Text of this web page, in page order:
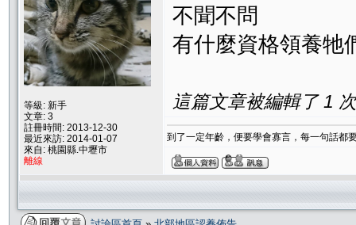
等級: 新手
文章: 3
註冊時間: 2013-12-30
最近來訪: 2014-01-07
來自: 桃園縣.中壢市
離線
不聞不問
有什麼資格領養牠
這篇文章被編輯了 1
到了一定年齡，便要學會寡言，每一句話都